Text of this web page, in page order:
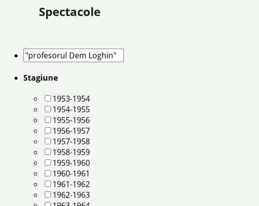
Spectacole
Stagiune
1953-1954
1954-1955
1955-1956
1956-1957
1957-1958
1958-1959
1959-1960
1960-1961
1961-1962
1962-1963